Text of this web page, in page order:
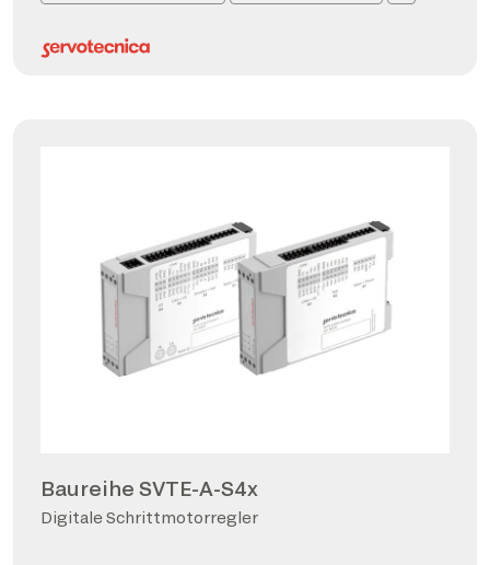
Baureihe SVTE-A-S4x
Digitale Schrittmotorregler